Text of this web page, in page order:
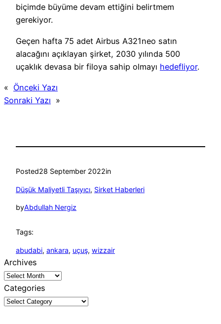
biçimde büyüme devam ettiğini belirtmem
gerekiyor.
Geçen hafta 75 adet Airbus A321neo satın
alacağını açıklayan şirket, 2030 yılında 500
uçaklık devasa bir filoya sahip olmayı hedefliyor.
« Önceki Yazı
Sonraki Yazı »
Posted28 September 2022in
Düşük Maliyetli Taşıyıcı, Sirket Haberleri
byAbdullah Nergiz
Tags:
abudabi, ankara, uçuş, wizzair
Archives
Categories